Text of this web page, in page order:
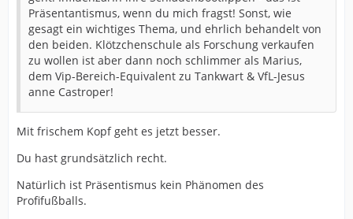
Präsentantismus, wenn du mich fragst! Sonst, wie
gesagt ein wichtiges Thema, und ehrlich behandelt von
den beiden. Klötzchenschule als Forschung verkaufen
zu wollen ist aber dann noch schlimmer als Marius,
dem Vip-Bereich-Equivalent zu Tankwart & VfL-Jesus
anne Castroper!
Mit frischem Kopf geht es jetzt besser.
Du hast grundsätzlich recht.
Natürlich ist Präsentismus kein Phänomen des
Profifußballs.